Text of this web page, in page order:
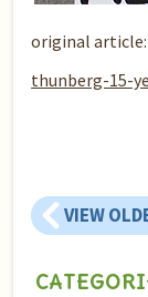
original article:
thunberg-15-
VIEW